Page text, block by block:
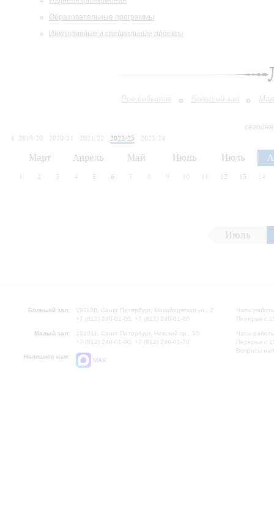
Образовательные программы
Инклюзивные и специальные проекты
Все события Большой зал
2019/20
2020/21 2021/22 2022/23
2023/24
Март Апрель Май Июнь Июль
2 3 4 5 6 7 8 9 10 12 13 14
Июль
Большой зал:
191186, Санкт-Петербург, Михайловская ул., 2
+7 (812) 240-01-00, +7 (812) 240-01-80
Малый зал:
191011, Санкт-Петербург, Невский пр., 30
+7 (812) 240-01-00, +7 (812) 240-01-70
Напишите нам:
MAX
Часы
Перерыв с
Часы
Перерыв с
Вопросы